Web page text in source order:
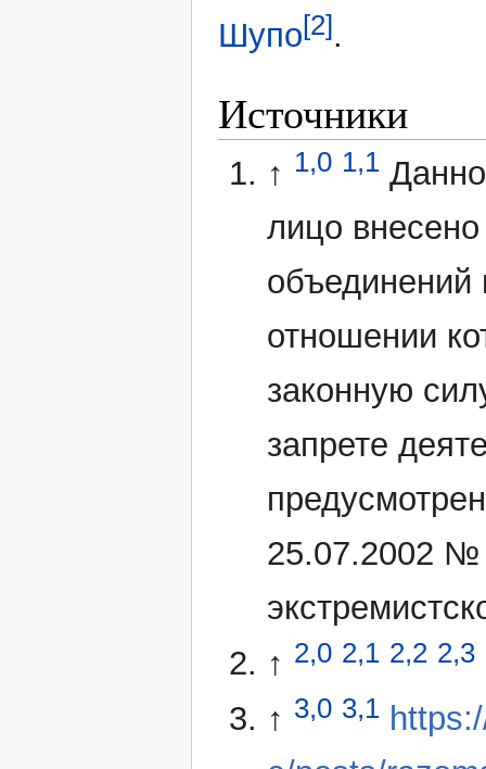
Шупо[2].
Источники
↑ 1,0 1,1
лицо
объединений
отношении
законную
запрете
25.07.2002 №
↑ 2,0 2,1 2,2 2,3
↑ 3,0 3,1